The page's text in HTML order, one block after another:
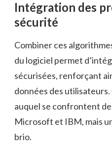
Intégration des
sécurité
Combiner ces
du logiciel permet
sécurisées, renforçant
données des
auquel se confrontent
Microsoft et IBM, mais
brio.